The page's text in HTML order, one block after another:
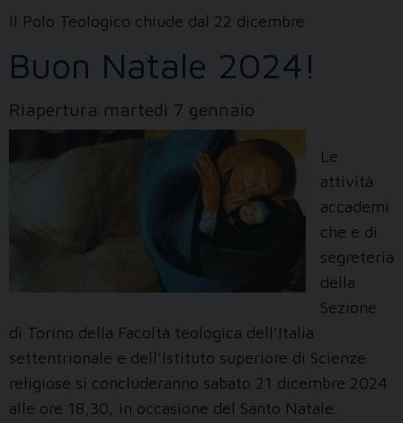
Il Polo Teologico chiude dal 22 dicembre
Buon Natale 2024!
Riapertura martedì 7 gennaio
Le
attività
accademi
che e di
segreteria
della
Sezione
di Torino della Facoltà teologica dell’Italia
settentrionale e dell’Istituto superiore di Scienze
religiose si concluderanno sabato 21 dicembre 2024
alle ore 18,30, in occasione del Santo Natale.